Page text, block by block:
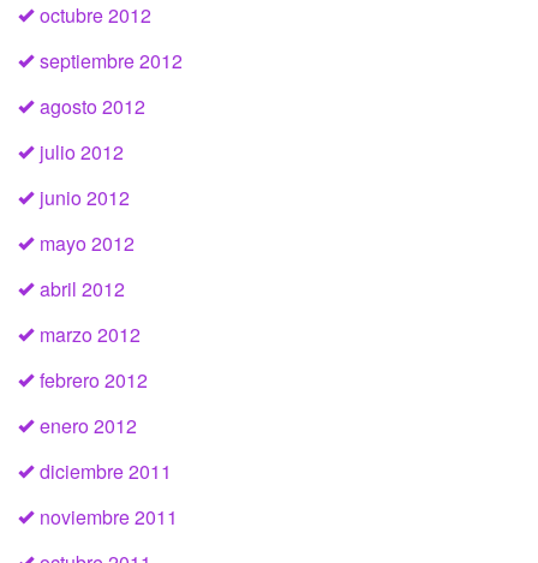
octubre 2012
septiembre 2012
agosto 2012
julio 2012
junio 2012
mayo 2012
abril 2012
marzo 2012
febrero 2012
enero 2012
diciembre 2011
noviembre 2011